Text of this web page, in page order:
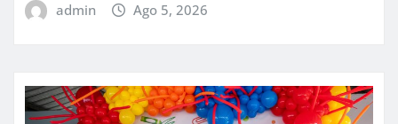
admin Ago 5, 2026